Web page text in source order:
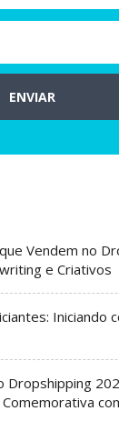
ENVIAR
Vendem no
e Criativos
Iniciando
Dropshipping